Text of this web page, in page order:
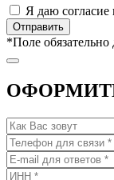
Я даю согласие
*Поле обязательно